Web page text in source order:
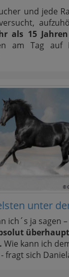
und jede
als 15
am Tag
unter
ich´s ja sagen –
Wie kann ich
fragt sich